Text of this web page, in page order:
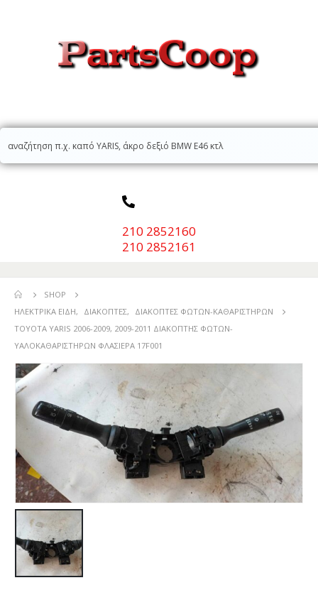
210 2852160
210 2852161
SHOP
ΗΛΕΚΤΡΙΚΆ ΕΊΔΗ, ΔΙΑΚΌΠΤΕΣ,
ΔΙΑΚΌΠΤΕΣ ΦΏΤΩΝ-ΚΑΘΑΡΙΣΤΉΡΩΝ
TOYOTA YARIS 2006-2009, 2009-2011 ΔΙΑΚΟΠΤΗΣ ΦΩΤΩΝ-
ΥΑΛΟΚΑΘΑΡΙΣΤΗΡΩΝ ΦΛΑΣΙΕΡΑ 17F001